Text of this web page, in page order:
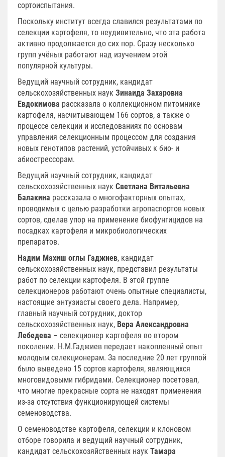
сортоиспытания.
Поскольку институт всегда славился результатами по
селекции картофеля, то неудивительно, что эта работа
активно продолжается до сих пор. Сразу несколько
групп учёных работают над изучением этой
популярной культуры.
Ведущий научный сотрудник, кандидат
сельскохозяйственных наук Зинаида Захаровна
Евдокимова рассказала о коллекционном питомнике
картофеля, насчитывающем 166 сортов, а также о
процессе селекции и исследованиях по основам
управления селекционным процессом для создания
новых генотипов растений, устойчивых к био- и
абиострессорам.
Ведущий научный сотрудник, кандидат
сельскохозяйственных наук Светлана Витальевна
Балакина рассказала о многофакторных опытах,
проводимых с целью разработки агропаспортов новых
сортов, сделав упор на применение биофунгицидов на
посадках картофеля и микробиологических
препаратов.
Надим Махиш оглы Гаджиев, кандидат
сельскохозяйственных наук, представил результаты
работ по селекции картофеля. В этой группе
селекционеров работают очень опытные специалисты,
настоящие энтузиасты своего дела. Например,
главный научный сотрудник, доктор
сельскохозяйственных наук, Вера Александровна
Лебедева – селекционер картофеля во втором
поколении. Н.М.Гаджиев передает накопленный опыт
молодым селекционерам. За последние 20 лет группой
было выведено 15 сортов картофеля, являющихся
многовидовыми гибридами. Селекционер посетовал,
что многие прекрасные сорта не находят применения
из-за отсутствия функционирующей системы
семеноводства.
О семеноводстве картофеля, селекции и клоновом
отборе говорила и ведущий научный сотрудник,
кандидат сельскохозяйственных наук Тамара